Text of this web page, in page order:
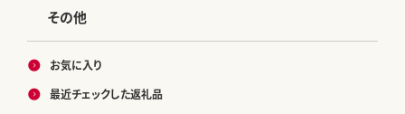
その他
お気に入り
最近チェックした返礼品